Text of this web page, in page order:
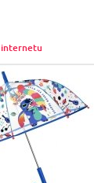
internetu